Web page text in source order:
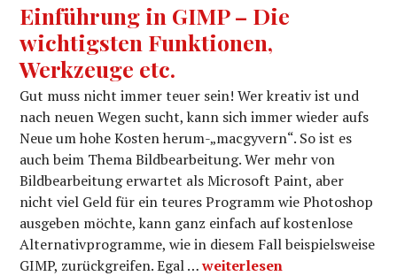
Einführung in GIMP – Die
wichtigsten Funktionen,
Werkzeuge etc.
Gut muss nicht immer teuer sein! Wer kreativ ist und
nach neuen Wegen sucht, kann sich immer wieder aufs
Neue um hohe Kosten herum-„macgyvern“. So ist es
auch beim Thema Bildbearbeitung. Wer mehr von
Bildbearbeitung erwartet als Microsoft Paint, aber
nicht viel Geld für ein teures Programm wie Photoshop
ausgeben möchte, kann ganz einfach auf kostenlose
Alternativprogramme, wie in diesem Fall beispielsweise
GIMP, zurückgreifen. Egal …Einführung in GIMP – Die
weiterlesen